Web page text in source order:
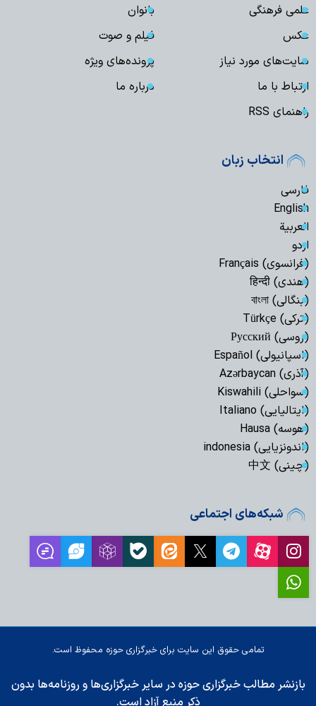
علمی فرهنگی
بانوان
عکس
فیلم و صوت
سایت‌های مورد نیاز
پرونده‌های ویژه
ارتباط با ما
درباره ما
راهنمای RSS
انتخاب زبان
فارسی
English
العربیة
اردو
(فرانسوی) Français
(هندی) हिन्दी
(بنگالی) বাংলা
(ترکی) Türkçe
(روسی) Русский
(اسپانیولی) Español
(آذری) Azərbaycan
(سواحلی) Kiswahili
(ایتالیایی) Italiano
(هوسه) Hausa
(اندونزیایی) indonesia
(چینی) 中文
شبکه‌های اجتماعی
تمامی حقوق این سایت برای خبرگزاری حوزه محفوظ است.
بازنشر مطالب خبرگزاری حوزه در سایر خبرگزاری‌ها و روزنامه‌ها بدون